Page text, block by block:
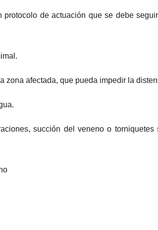
de actuación que se debe
zona afectada, que pueda impedir la
succión del veneno o